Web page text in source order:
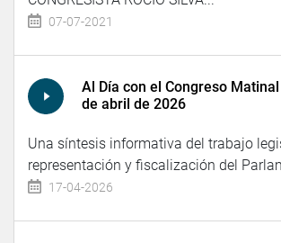
07-07-2021
Al Día con el Congreso
de abril de 2026
Una síntesis informativa del trabajo
representación y fiscalización del
17-04-2026